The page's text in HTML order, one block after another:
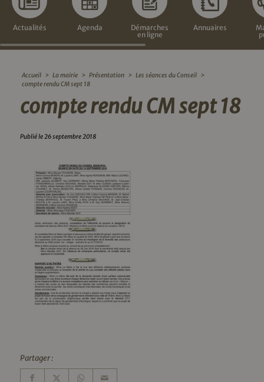
Actualités Agenda
Démarches
en ligne
Annuaires
Accueil > La mairie > Présentation > Les séances du Conseil >
compte rendu CM sept 18
compte rendu CM sept 18
Publié le 26 septembre 2018
Partager :